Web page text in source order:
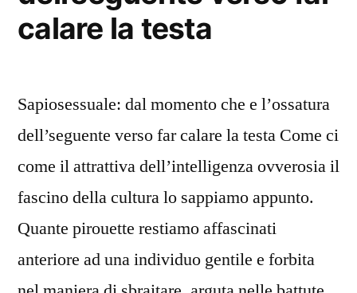
calare la testa
Sapiosessuale: dal momento che e l’ossatura
dell’seguente verso far calare la testa Come ci
come il attrattiva dell’intelligenza ovverosia il
fascino della cultura lo sappiamo appunto.
Quante pirouette restiamo affascinati
anteriore ad una individuo gentile e forbita